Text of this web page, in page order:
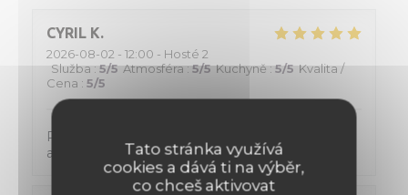
Tato stránka využívá
cookies a dává ti na výběr,
co chceš aktivovat
CYRIL K
2026-08-02 - 12:00 - Hosté 2
Služba:5/5 Atmosféra:5/5 Kuchyně:5/5 Kvalita /
Cena : 5/5
Personnel tres accueillant, de tres bon conseil
avec une cuisine formidable !